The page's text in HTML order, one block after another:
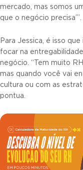
mercado, mas somos
que o negócio precisa’”.
Para Jessica, é isso
focar na
negócio. “Tem muito
mas quando você vai
cultura ou com as
pontua.